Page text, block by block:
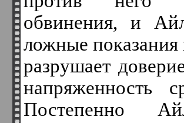
обвинения, и
ложные
разрушает
напряженность
Постепенно